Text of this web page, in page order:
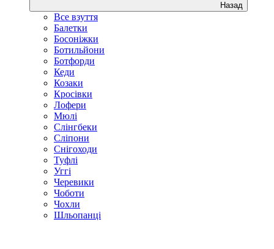
Назад
Все взуття
Балетки
Босоніжки
Ботильйони
Ботфорди
Кеди
Козаки
Кросівки
Лофери
Мюлі
Слінгбеки
Сліпони
Снігоходи
Туфлі
Уггі
Черевики
Чоботи
Чохли
Шльопанці